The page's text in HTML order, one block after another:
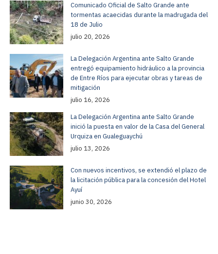
Comunicado Oficial de Salto Grande ante
tormentas acaecidas durante la madrugada del
18 de Julio
julio 20, 2026
La Delegación Argentina ante Salto Grande
entregó equipamiento hidráulico a la provincia
de Entre Ríos para ejecutar obras y tareas de
mitigación
julio 16, 2026
La Delegación Argentina ante Salto Grande
inició la puesta en valor de la Casa del General
Urquiza en Gualeguaychú
julio 13, 2026
Con nuevos incentivos, se extendió el plazo de
la licitación pública para la concesión del Hotel
Ayuí
junio 30, 2026